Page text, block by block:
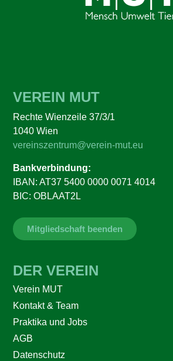
VEREIN MUT
Rechte Wienzeile 37/3/1
1040 Wien
vereinszentrum@verein-mut.eu
Bankverbindung:
IBAN: AT37 5400 0000 0071 4014
BIC: OBLAAT2L
Mitgliedschaft beenden
DER VEREIN
Verein MUT
Kontakt & Team
Praktika und Jobs
AGB
Datenschutz